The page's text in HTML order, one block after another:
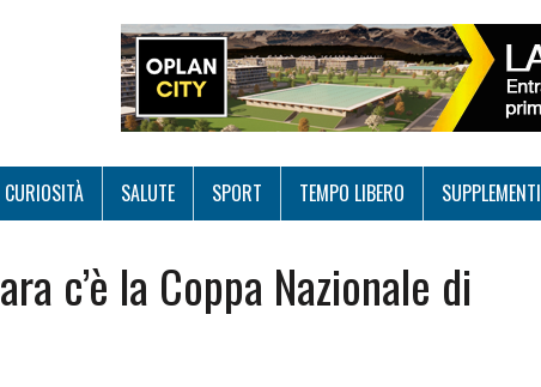
CURIOSITÀ SALUTE SPORT TEMPO LIBERO SUPPLEMENTI
c’è la Coppa Nazionale di